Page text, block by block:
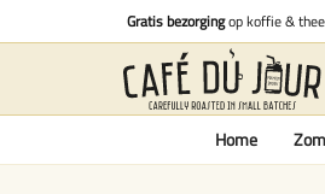
Gratis bezorgingop koffie &
Home